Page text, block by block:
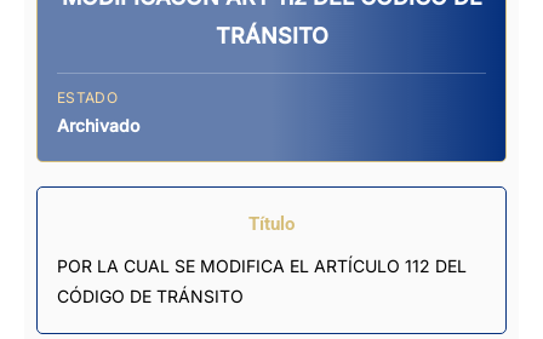
TRÁNSITO
ESTADO
Archivado
Título
POR LA CUAL SE MODIFICA EL ARTÍCULO 112 DEL
CÓDIGO DE TRÁNSITO